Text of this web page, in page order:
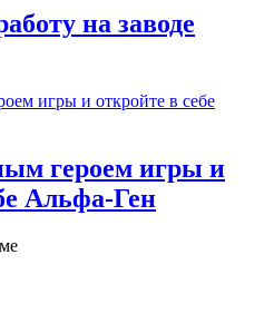
на заводе
героем игры и
Альфа-Ген